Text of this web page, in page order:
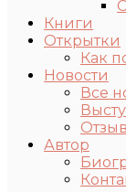
Книги
Открытки
Как
Новости
Все
Автор